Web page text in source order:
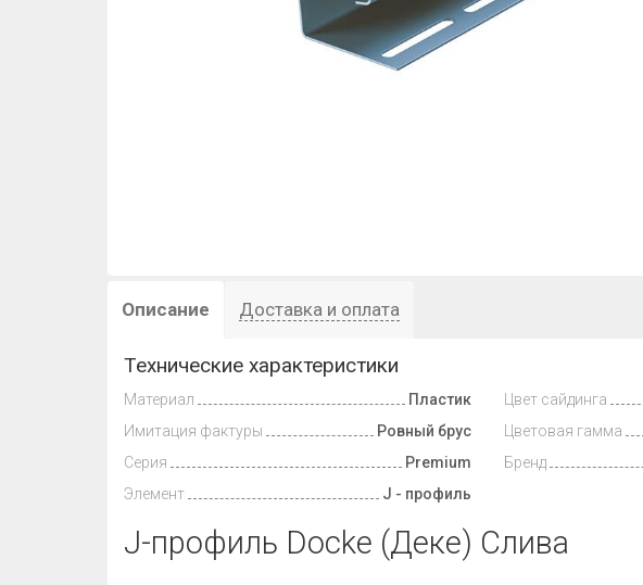
Описание Доставка и оплата
Технические характеристики
Материал
Пластик
Имитация фактуры
Ровный брус
Серия
Premium
Элемент
J - профиль
Цвет сайдинга
Цветовая гамма
Бренд
J-профиль Docke (Деке) Слива